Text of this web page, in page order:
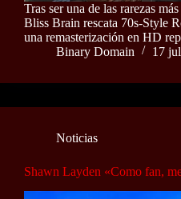
Tras ser una de las rarezas
Bliss Brain rescata 70s-Style
una remasterización en HD
Binary Domain
17
Noticias
Shawn Layden «Como fan,